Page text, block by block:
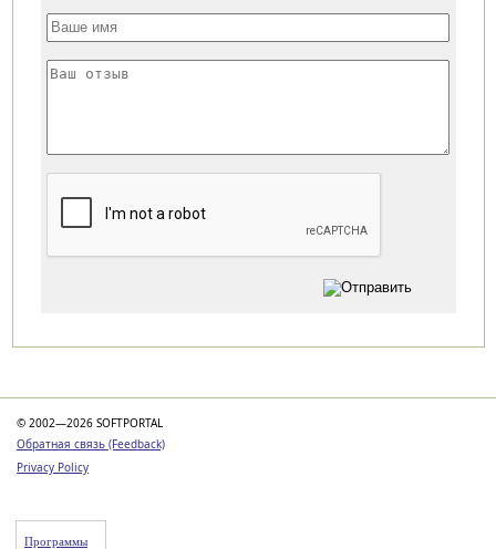
© 2002—2026 SOFTPORTAL
Обратная связь (Feedback)
Privacy Policy
Программы